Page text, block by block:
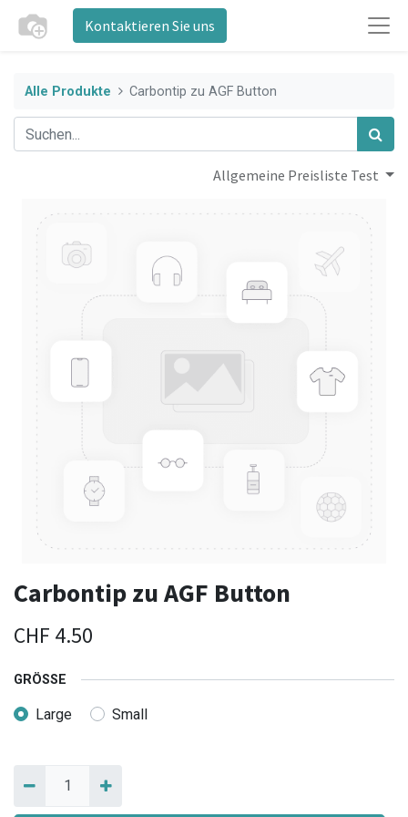
Kontaktieren Sie uns
Alle Produkte Carbontip zu AGF Button
Allgemeine Preisliste Test
Carbontip zu AGF Button
CHF 4.50
GRÖSSE
Large Small